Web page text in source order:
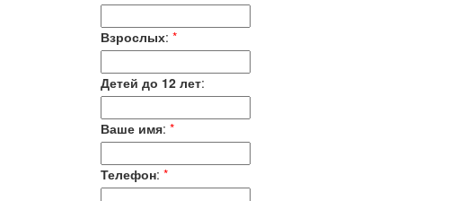
Взрослых: *
Детей до 12 лет:
Ваше имя: *
Телефон: *